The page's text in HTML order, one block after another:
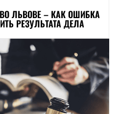
ЛЬВОВЕ – КАК ОШИБКА
РЕЗУЛЬТАТА ДЕЛА